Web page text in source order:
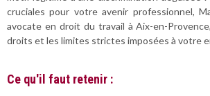
cruciales pour votre avenir professionnel,
avocate en droit du travail à Aix-en-
droits et les limites strictes imposées à votre
Ce qu'il faut retenir :